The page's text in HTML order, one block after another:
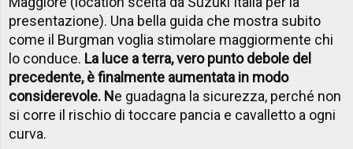
presentazione). Una bella guida che mostra subito
come il Burgman voglia stimolare maggiormente chi
lo conduce. La luce a terra, vero punto debole del
precedente, è finalmente aumentata in modo
considerevole. Ne guadagna la sicurezza, perché non
si corre il rischio di toccare pancia e cavalletto a ogni
curva.